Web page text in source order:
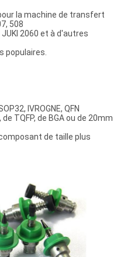
la machine de transfert
508
JUKI 2060 et à d'autres
populaires.
IVROGNE, QFN
TQFP, de BGA ou de 20mm
composant de taille plus